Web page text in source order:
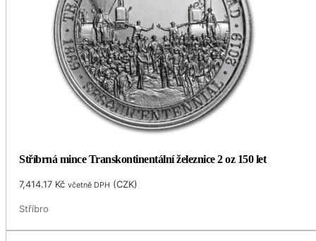
Stříbrná mince Transkontinentální železnice 2 oz 150 let
7,414.17 Kč včetně DPH (CZK)
Stříbro